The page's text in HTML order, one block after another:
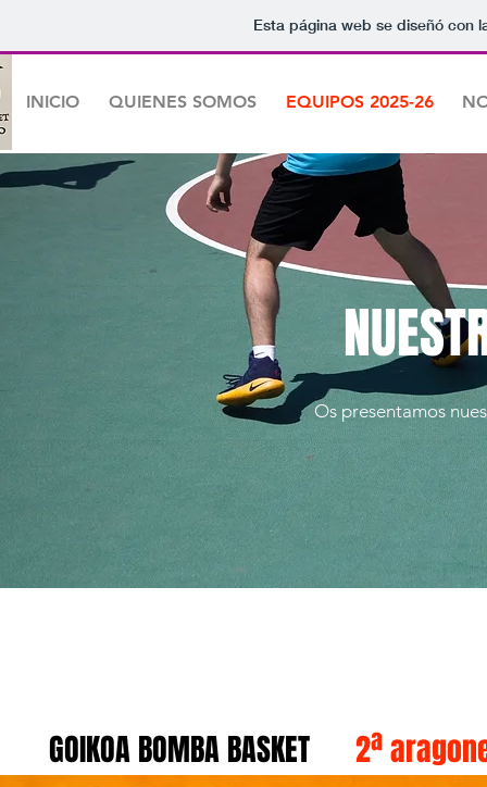
Esta página web se diseñó con
INICIO QUIENES SOMOS EQUIPOS 2025-26
Os presentamos
GOIKOA BOMBA BASKET 2ª